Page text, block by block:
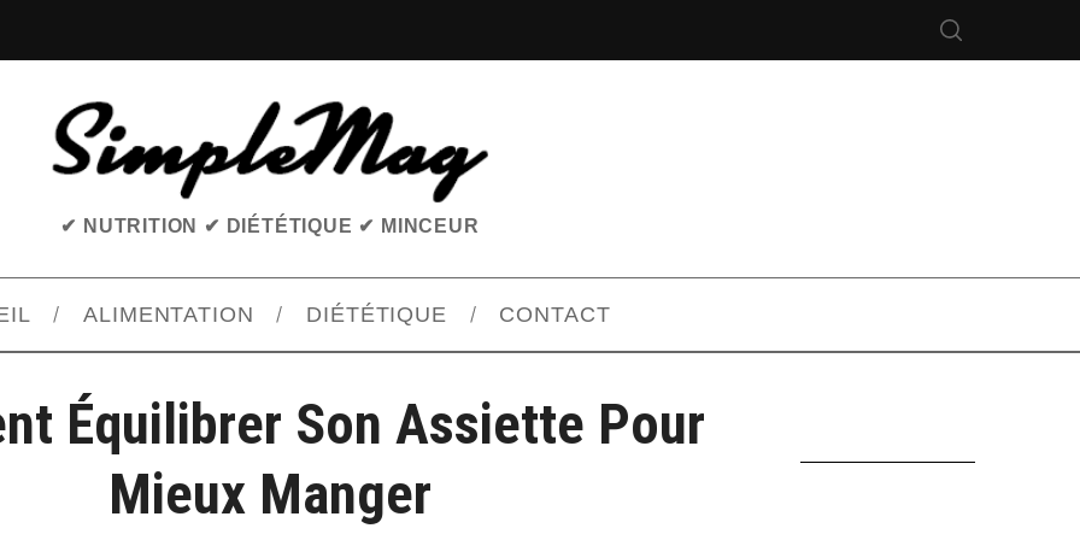
✔ NUTRITION ✔ DIÉTÉTIQUE ✔ MINCEUR
ALIMENTATION DIÉTÉTIQUE CONTACT
Équilibrer Son Assiette Pour
Mieux Manger